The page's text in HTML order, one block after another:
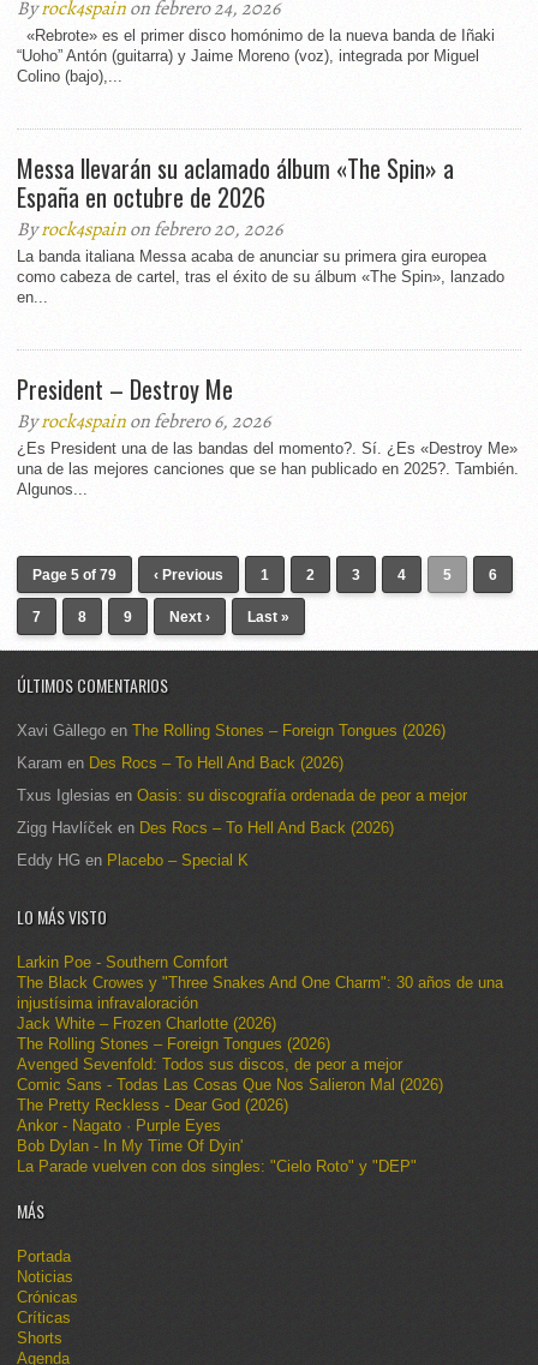
Byrock4spainon febrero 24, 2026
«Rebrote» es el primer disco homónimo de la nueva banda de Iñaki
“Uoho” Antón (guitarra) y Jaime Moreno (voz), integrada por Miguel
Colino (bajo),...
Messa llevarán su aclamado álbum «The Spin» a
España en octubre de 2026
Byrock4spainon febrero 20, 2026
La banda italiana Messa acaba de anunciar su primera gira europea
como cabeza de cartel, tras el éxito de su álbum «The Spin», lanzado
en...
President – Destroy Me
Byrock4spainon febrero 6, 2026
¿Es President una de las bandas del momento?. Sí. ¿Es «Destroy Me»
una de las mejores canciones que se han publicado en 2025?. También.
Algunos...
Page 5 of 79 ‹ Previous 1 2 3 4 5 6
7 8 9 Next › Last »
ÚLTIMOS COMENTARIOS
Xavi Gàllego en The Rolling Stones – Foreign Tongues (2026)
Karam en Des Rocs – To Hell And Back (2026)
Txus Iglesias en Oasis: su discografía ordenada de peor a mejor
Zigg Havlíček en Des Rocs – To Hell And Back (2026)
Eddy HG en Placebo – Special K
LO MÁS VISTO
Larkin Poe - Southern Comfort
The Black Crowes y "Three Snakes And One Charm": 30 años de una
injustísima infravaloración
Jack White – Frozen Charlotte (2026)
The Rolling Stones – Foreign Tongues (2026)
Avenged Sevenfold: Todos sus discos, de peor a mejor
Comic Sans - Todas Las Cosas Que Nos Salieron Mal (2026)
The Pretty Reckless - Dear God (2026)
Ankor - Nagato · Purple Eyes
Bob Dylan - In My Time Of Dyin'
La Parade vuelven con dos singles: "Cielo Roto" y "DEP"
MÁS
Portada
Noticias
Crónicas
Críticas
Shorts
Agenda